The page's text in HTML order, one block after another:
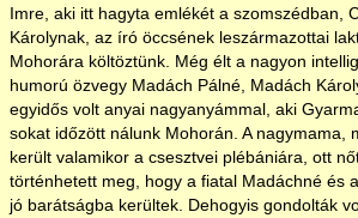
Riportok, történetek
Imre, aki itt hagyta emlékét a szomszédban,
Károlynak, az író öccsének leszármazottai
Mohorára költöztünk. Még élt a nagyon
humorú özvegy Madách Pálné, Madách
egyidős volt anyai nagyanyámmal, aki
sokat időzött nálunk Mohorán. A nagymama,
került valamikor a csesztvei plébániára, ott
történhetett meg, hogy a fiatal Madáchné és
jó barátságba kerültek. Dehogyis gondolták